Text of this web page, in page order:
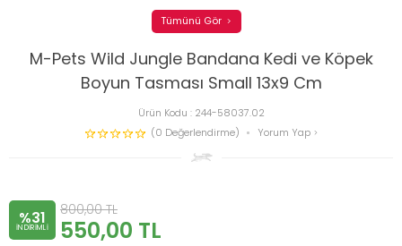
M-Pets Wild Jungle Bandana Kedi ve Köpek
Boyun Tasması Small 13x9 Cm
Ürün Kodu : 244-58037.02
(0 Değerlendirme)
Yorum Yap
Tümünü Gör
%31
INDIRIMLI
800,00TL
550,00 TL